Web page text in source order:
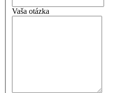
Vaša otázka